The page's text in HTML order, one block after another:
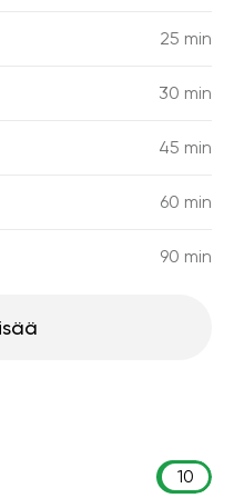
25 min
30 min
45 min
60 min
90 min
10